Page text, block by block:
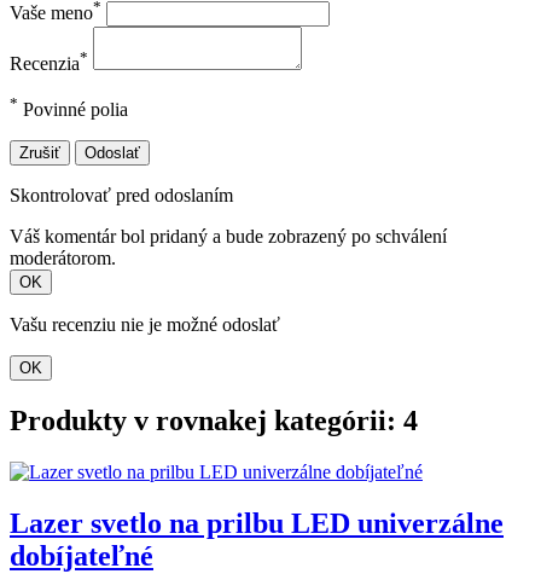
Vaše meno*
Recenzia*
* Povinné polia
Zrušiť Odoslať
Skontrolovať pred odoslaním
Váš komentár bol pridaný a bude zobrazený po schválení
moderátorom.
OK
Vašu recenziu nie je možné odoslať
OK
Produkty v rovnakej kategórii: 4
Lazer svetlo na prilbu LED univerzálne
dobíjateľné